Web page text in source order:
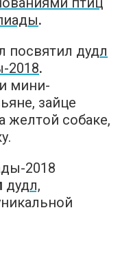
.
посвятил дудл
2018.
мини-
зайце
желтой собаке,
2018
дудл,